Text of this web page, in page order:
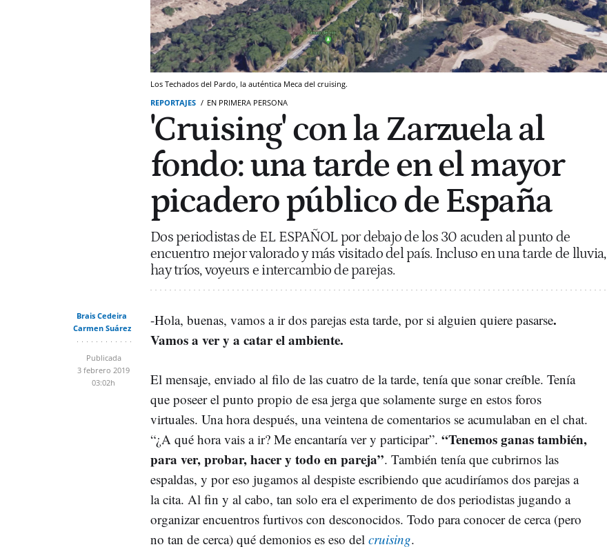
Los Techados del Pardo, la auténtica Meca del cruising.
REPORTAJES
EN PRIMERA PERSONA
'Cruising' con la Zarzuela al
fondo: una tarde en el mayor
picadero público de España
Dos periodistas de EL ESPAÑOL por debajo de los 30 acuden al punto de
encuentro mejor valorado y más visitado del país. Incluso en una tarde de lluvia,
hay tríos, voyeurs e intercambio de parejas.
Brais Cedeira
Carmen Suárez
Publicada
3 febrero 2019
03:02h
-Hola, buenas, vamos a ir dos parejas esta tarde, por si alguien quiere pasarse.
Vamos a ver y a catar el ambiente.
El mensaje, enviado al filo de las cuatro de la tarde, tenía que sonar creíble. Tenía
que poseer el punto propio de esa jerga que solamente surge en estos foros
virtuales. Una hora después, una veintena de comentarios se acumulaban en el chat.
“¿A qué hora vais a ir? Me encantaría ver y participar”. “Tenemos ganas también,
para ver, probar, hacer y todo en pareja”. También tenía que cubrirnos las
espaldas, y por eso jugamos al despiste escribiendo que acudiríamos dos parejas a
la cita. Al fin y al cabo, tan solo era el experimento de dos periodistas jugando a
organizar encuentros furtivos con desconocidos. Todo para conocer de cerca (pero
no tan de cerca) qué demonios es eso del cruising.